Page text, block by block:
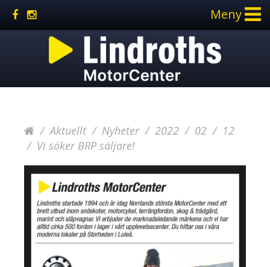
Meny
Aktuellt Nyheter 2022 02
12
Vi söker BRP säljare!